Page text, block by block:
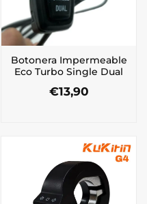
Botonera Impermeable
Eco Turbo Single Dual
€13,90